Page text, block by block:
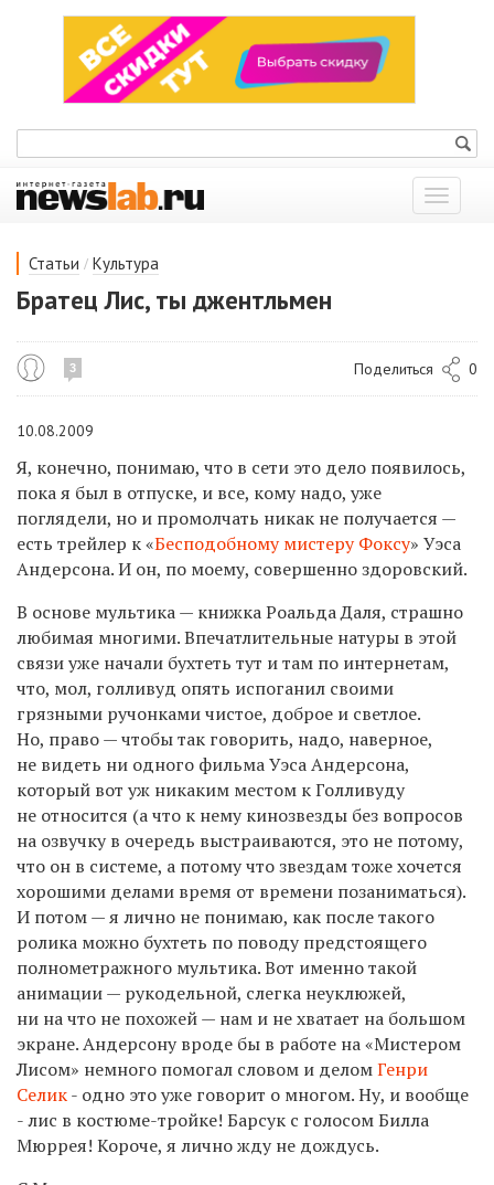
Показать
меню
Статьи / Культура
Братец Лис, ты джентльмен
3 Поделиться 0
10.08.2009
Я, конечно, понимаю, что в сети это дело появилось,
пока я был в отпуске, и все, кому надо, уже
поглядели, но и промолчать никак не получается —
есть трейлер к «Бесподобному мистеру Фоксу» Уэса
Андерсона. И он, по моему, совершенно здоровский.
В основе мультика — книжка Роальда Даля, страшно
любимая многими. Впечатлительные натуры в этой
связи уже начали бухтеть тут и там по интернетам,
что, мол, голливуд опять испоганил своими
грязными ручонками чистое, доброе и светлое.
Но, право — чтобы так говорить, надо, наверное,
не видеть ни одного фильма Уэса Андерсона,
который вот уж никаким местом к Голливуду
не относится (а что к нему кинозвезды без вопросов
на озвучку в очередь выстраиваются, это не потому,
что он в системе, а потому что звездам тоже хочется
хорошими делами время от времени позаниматься).
И потом — я лично не понимаю, как после такого
ролика можно бухтеть по поводу предстоящего
полнометражного мультика. Вот именно такой
анимации — рукодельной, слегка неуклюжей,
ни на что не похожей — нам и не хватает на большом
экране. Андерсону вроде бы в работе на «Мистером
Лисом» немного помогал словом и деломГенри
Селик- одно это уже говорит о многом. Ну, и вообще
- лис в костюме-тройке! Барсук с голосом Билла
Мюррея! Короче, я лично жду не дождусь.